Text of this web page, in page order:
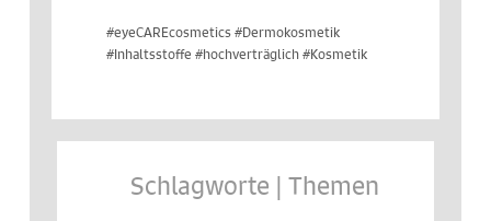
#eyeCAREcosmetics #Dermokosmetik
#Inhaltsstoffe #hochverträglich #Kosmetik
Schlagworte | Themen